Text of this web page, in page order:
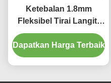
Ketebalan 1.8mm
Fleksibel Tirai Langit-
langit yang Dapat
Ditekuk Melacak Rel
Tirai 4m
Dapatkan Harga Terbaik